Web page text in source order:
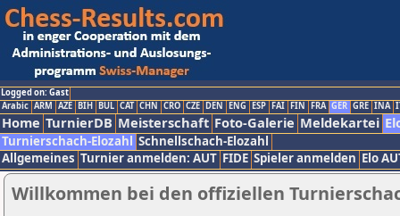
Logged on: Gast
Arabic ARM AZE BIH BUL CAT CHN CRO CZE DEN ENG ESP FAI FIN FRA GER GRE INA
Home TurnierDB Meisterschaft Foto-Galerie Meldekartei
Turnierschach-Elozahl Schnellschach-Elozahl
Allgemeines Turnier anmelden: AUT FIDE Spieler anmelden Elo
Willkommen bei den offiziellen